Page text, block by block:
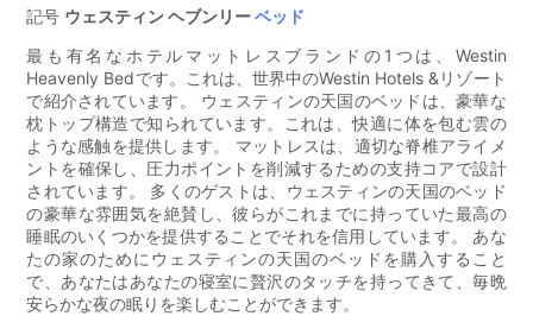
記号 ウェスティン ヘブンリーベッド
最も有名なホテルマットレスブランドの1つは、Westin
Heavenly Bedです。これは、世界中のWestin Hotels &リゾート
で紹介されています。 ウェスティンの天国のベッドは、豪華な
枕トップ構造で知られています。これは、快適に体を包む雲の
ような感触を提供します。 マットレスは、適切な脊椎アライメ
ントを確保し、圧力ポイントを削減するための支持コアで設計
されています。 多くのゲストは、ウェスティンの天国のベッド
の豪華な雰囲気を絶賛し、彼らがこれまでに持っていた最高の
睡眠のいくつかを提供することでそれを信用しています。 あな
たの家のためにウェスティンの天国のベッドを購入すること
で、あなたはあなたの寝室に贅沢のタッチを持ってきて、毎晩
安らかな夜の眠りを楽しむことができます。